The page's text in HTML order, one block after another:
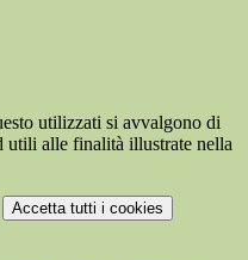
utilizzati si avvalgono di
utili alle finalità illustrate nella
Accetta tutti i cookies